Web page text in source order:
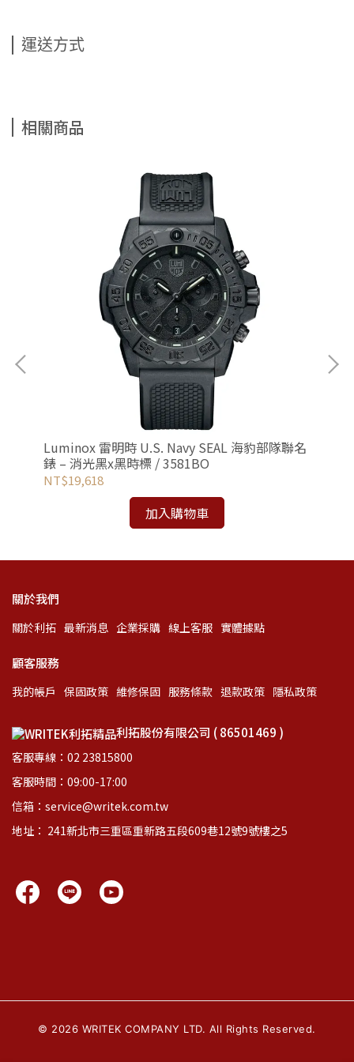
運送方式
相關商品
Luminox 雷明時 U.S. Navy SEAL 海豹部隊聯名
錶 – 消光黑x黑時標 / 3581BO
NT$19,618
加入購物車
關於我們
關於利拓 最新消息 企業採購 線上客服 實體據點
顧客服務
我的帳戶 保固政策 維修保固 服務條款 退款政策 隱私政策
利拓股份有限公司 ( 86501469 )
客服專線：02 23815800
客服時間：09:00-17:00
信箱：service@writek.com.tw
地址： 241新北市三重區重新路五段609巷12號9號樓之5
© 2026 WRITEK COMPANY LTD. All Rights Reserved.